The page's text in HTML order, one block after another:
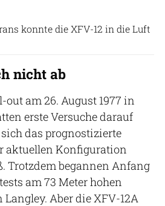
konnte die XFV-12 in die Luft
nicht ab
out am 26. August 1977 in
erste Versuche darauf
das prognostizierte
aktuellen Konfiguration
Trotzdem begannen Anfang
am 73 Meter hohen
Langley. Aber die XFV-12A